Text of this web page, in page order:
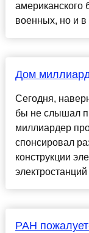
американского
военных, но и в
Дом
Сегодня,
бы не слышал
миллиардер
спонсировал
конструкции
РАН